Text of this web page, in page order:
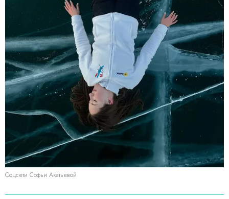
Соцсети Софьи Акатьевой